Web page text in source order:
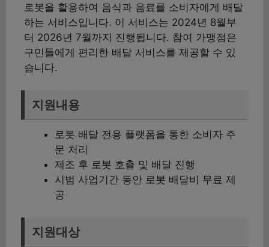
로봇을 활용하여 음식과 음료를 소비자에게 배달
하는 서비스입니다. 이 서비스는 2024년 8월부
터 2026년 7월까지 진행됩니다. 참여 가맹점은
구민들에게 편리한 배달 서비스를 제공할 수 있
습니다.
지원내용
로봇 배달 전용 플랫폼을 통한 소비자 주
문 처리
제조 후 로봇 호출 및 배달 진행
시범 사업기간 동안 로봇 배달비 무료 제
공
지원대상